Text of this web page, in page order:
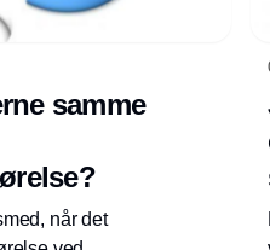
samme
når det